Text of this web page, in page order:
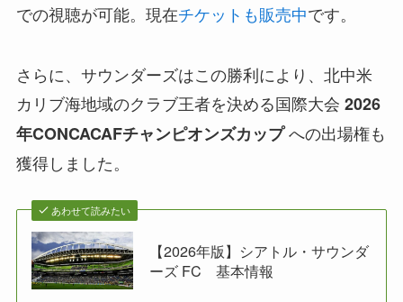
での視聴が可能。現在チケットも販売中です。
さらに、サウンダーズはこの勝利により、北中米
カリブ海地域のクラブ王者を決める国際大会 2026
年CONCACAFチャンピオンズカップへの出場権も
獲得しました。
あわせて読みたい
【2026年版】シアトル・サウンダ
ーズ FC 基本情報